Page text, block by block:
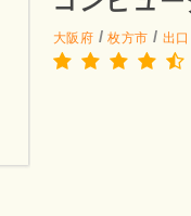
大阪府 /枚方市 / 出口